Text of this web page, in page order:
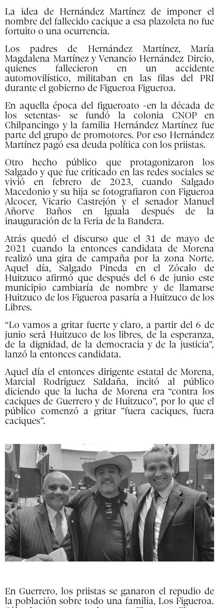
La idea de Hernández Martínez de imponer el
nombre del fallecido cacique a esa plazoleta no fue
fortuito o una ocurrencia.
Los padres de Hernández Martínez, María
Magdalena Martínez y Venancio Hernández Dircio,
quienes fallecieron en un accidente
automovilístico, militaban en las filas del PRI
durante el gobierno de Figueroa Figueroa.
En aquella época del figueroato -en la década de
los setentas- se fundó la colonia CNOP en
Chilpancingo y la familia Hernández Martínez fue
parte del grupo de promotores. Por eso Hernández
Martínez pagó esa deuda política con los priistas.
Otro hecho público que protagonizaron los
Salgado y que fue criticado en las redes sociales se
vivió en febrero de 2023, cuando Salgado
Macedonio y su hija se fotografiaron con Figueroa
Alcocer, Vicario Castrejón y el senador Manuel
Añorve Baños en Iguala después de la
inauguración de la Feria de la Bandera.
Atrás quedó el discurso que el 31 de mayo de
2021 cuando la entonces candidata de Morena
realizó una gira de campaña por la zona Norte.
Aquel día, Salgado Pineda en el Zócalo de
Huitzuco afirmó que después del 6 de junio este
municipio cambiaría de nombre y de llamarse
Huitzuco de los Figueroa pasaría a Huitzuco de los
Libres.
“Lo vamos a gritar fuerte y claro, a partir del 6 de
junio será Huitzuco de los libres, de la esperanza,
de la dignidad, de la democracia y de la justicia”,
lanzó la entonces candidata.
Aquel día el entonces dirigente estatal de Morena,
Marcial Rodríguez Saldaña, incitó al público
diciendo que la lucha de Morena era “contra los
caciques de Guerrero y de Huitzuco”, por lo que el
público comenzó a gritar ”fuera caciques, fuera
caciques”.
En Guerrero, los priistas se ganaron el repudio de
la población sobre todo una familia, Los Figueroa.